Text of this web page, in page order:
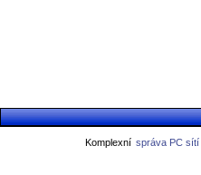
Komplexní správa PC sítí